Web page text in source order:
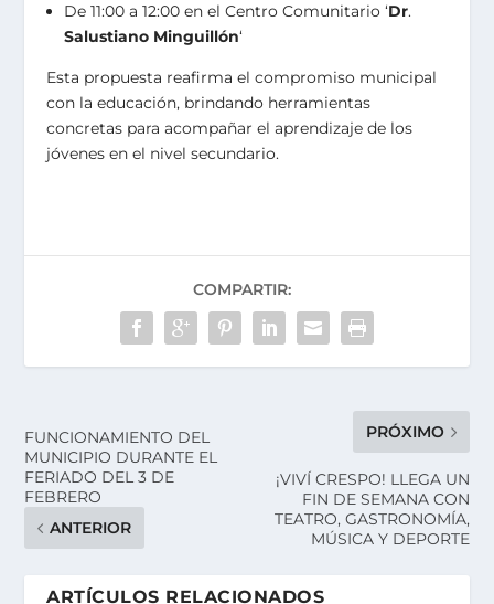
De 11:00 a 12:00 en el Centro Comunitario ‘Dr.
Salustiano Minguillón‘
Esta propuesta reafirma el compromiso municipal
con la educación, brindando herramientas
concretas para acompañar el aprendizaje de los
jóvenes en el nivel secundario.
COMPARTIR:
FUNCIONAMIENTO DEL
MUNICIPIO DURANTE EL
FERIADO DEL 3 DE
FEBRERO
ANTERIOR
PRÓXIMO
¡VIVÍ CRESPO! LLEGA UN
FIN DE SEMANA CON
TEATRO, GASTRONOMÍA,
MÚSICA Y DEPORTE
ARTÍCULOS RELACIONADOS